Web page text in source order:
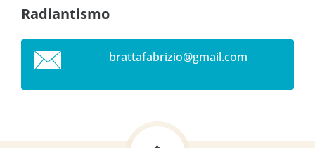
Radiantismo
brattafabrizio@gmail.com